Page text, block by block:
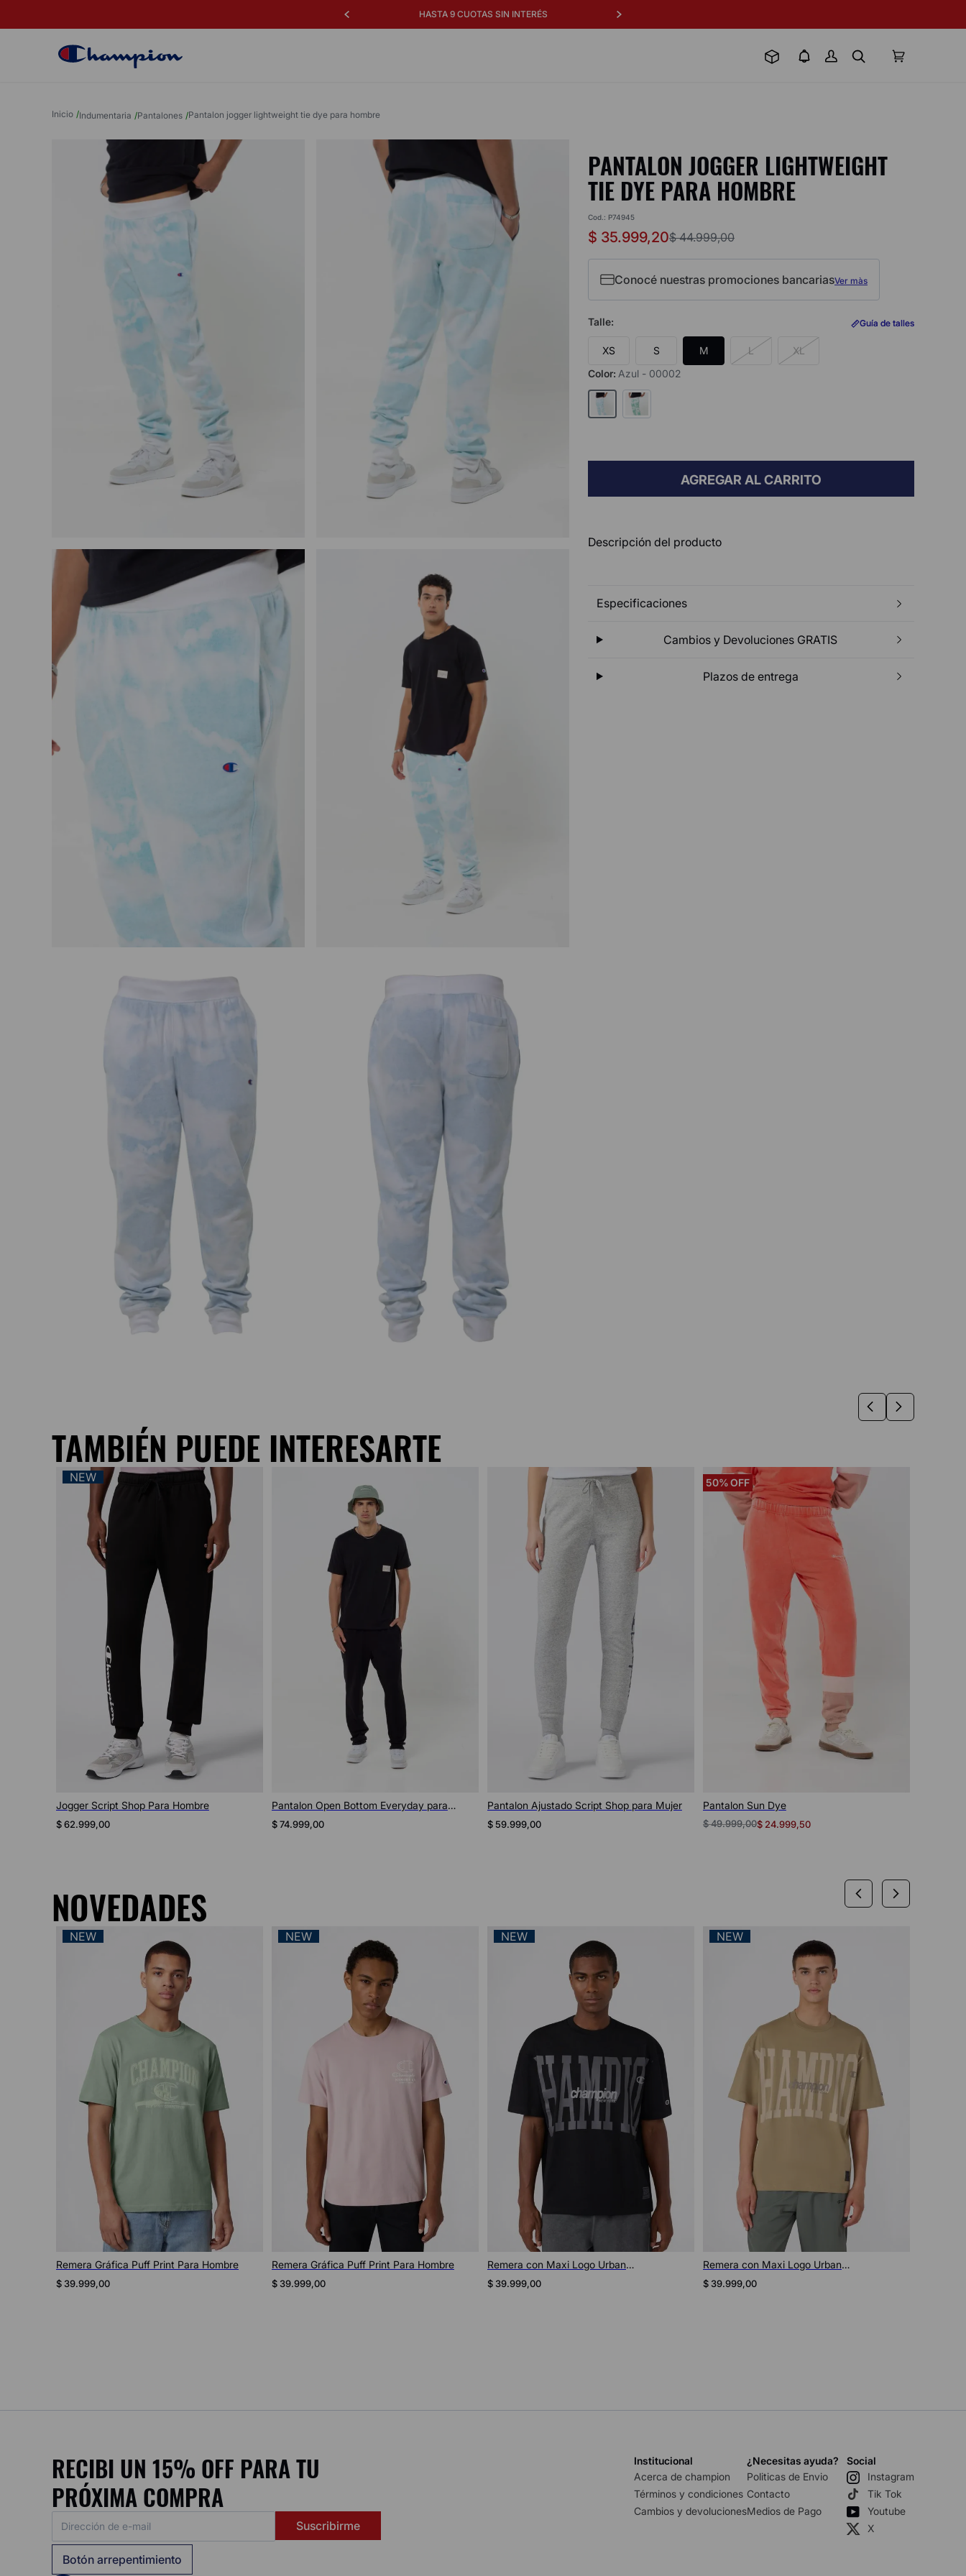
ENVIO GRATIS A PARTIR DE $129.999
indumentaria pantalones pantalon jogger lightweight tie dye para hombre
PANTALON JOGGER LIGHTWEIGHT
TIE DYE PARA HOMBRE
Cod. : P74945
$ 44.999,00
$ 35.999,20
Conocé nuestras promociones bancariasVer màs
Talle:
XS S M L XL
Guía de talles
Guía de talles
Color: Azul - 00002
AGREGAR AL CARRITO
Descripción del producto
Especificaciones
Cambios y Devoluciones GRATIS
Plazos de entrega
TAMBIÉN PUEDE INTERESARTE
NEW
Jogger Script Shop Para Hombre
$62.999,00
Vista rápida
Pantalon Open Bottom Everyday para
Hombre
$74.999,00
Vista rápida
Pantalon Ajustado Script Shop para Mujer
$ 59.999,00
Vista rápida
50%
Pantalon Sun Dye
$49.999,00$ 24.999,50
NOVEDADES
NEW
Remera con Maxi Logo Urban
Contemporary Unisex
$ 39.999,00
Vista rápida
NEW
Remera con Maxi Logo Urban
Contemporary Unisex
$ 39.999,00
Vista rápida
NEW
Remera con Maxi Logo Urban
Contemporary Unisex
$ 39.999,00
Remera Logo Pequeño para Hombre
$ 39.999,00
Vista rápida
RECIBI UN 15% OFF PARA TU
PRÓXIMA COMPRA
Suscribirme
Botón arrepentimiento
Institucional
Acerca de champion
Términos y condiciones
Cambios y devoluciones
¿Necesitas ayuda?
Politicas de Envio
Contacto
Medios de Pago
Social
Instagram
Tik Tok
Youtube
X